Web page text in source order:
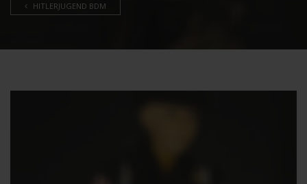
HITLERJUGEND BDM